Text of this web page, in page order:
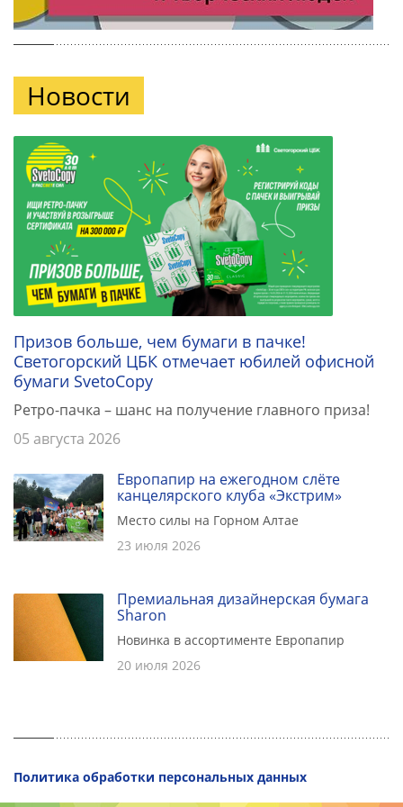
Новости
Призов больше, чем бумаги в пачке!
Светогорский ЦБК отмечает юбилей офисной
бумаги SvetoCopy
Ретро-пачка – шанс на получение главного приза!
05 августа 2026
Европапир на ежегодном слёте
канцелярского клуба «Экстрим»
Место силы на Горном Алтае
23 июля 2026
Премиальная дизайнерская бумага
Sharon
Новинка в ассортименте Европапир
20 июля 2026
Политика обработки персональных данных